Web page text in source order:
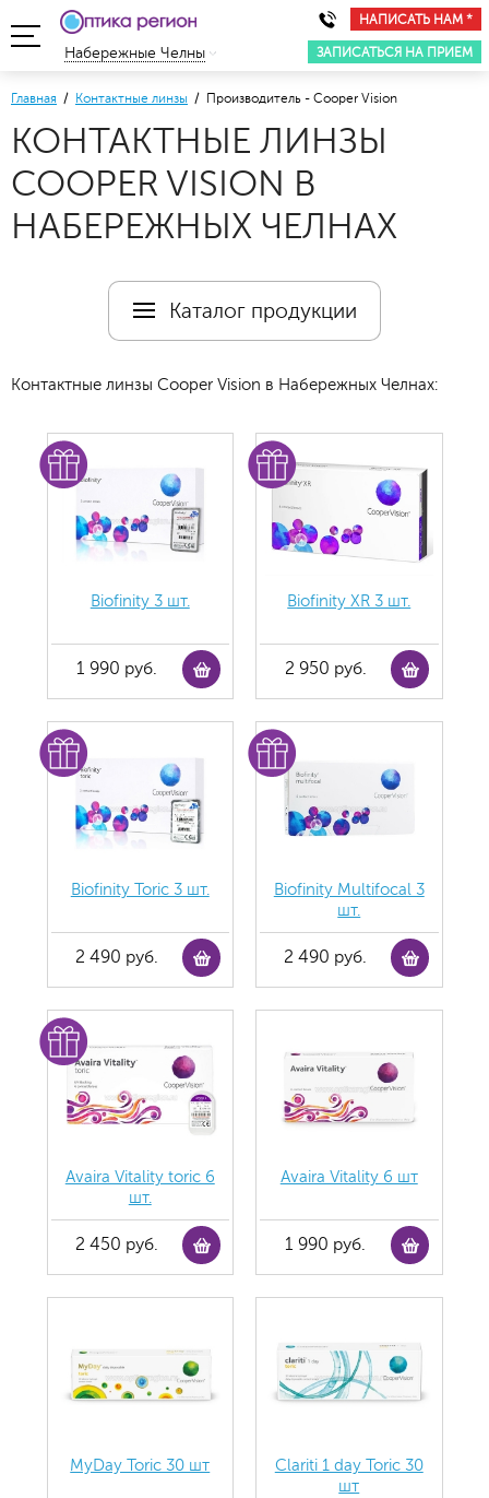
НАПИСАТЬ НАМ *
ЗАПИСАТЬСЯ НА ПРИЕМ
Набережные Челны
Главная / Контактные линзы / Производитель - Cooper Vision
КОНТАКТНЫЕ ЛИНЗЫ
COOPER VISION В
НАБЕРЕЖНЫХ ЧЕЛНАХ
Каталог продукции
Контактные линзы Cooper Vision в Набережных Челнах:
Biofinity 3 шт.
1 990 руб.
Biofinity ХR 3 шт.
2 950 руб.
Biofinity Toric 3 шт.
2 490 руб.
Biofinity Multifocal 3
шт.
2 490 руб.
Avaira Vitality toric 6
шт.
2 450 руб.
Avaira Vitality 6 шт
1 990 руб.
MyDay Toric 30 шт
Clariti 1 day Toric 30
шт